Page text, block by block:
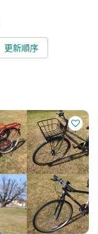
更新順序